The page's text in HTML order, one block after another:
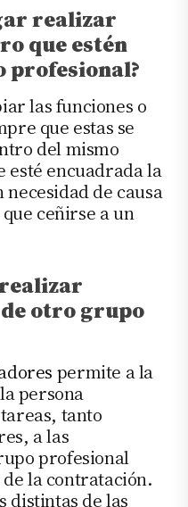
realizar
que estén
profesional?
las funciones o
que estas se
del mismo
esté encuadrada la
de causa
ceñirse a un
otro grupo
permite a la
persona
tanto
a las
profesional
la contratación.
distintas de las